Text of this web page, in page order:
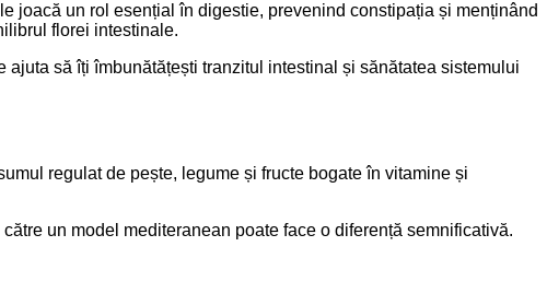
joacă un rol esențial în digestie, prevenind constipația și menținând
florei intestinale.
să îți îmbunătățești tranzitul intestinal și sănătatea sistemului
regulat de pește, legume și fructe bogate în vitamine și
un model mediteranean poate face o diferență semnificativă.